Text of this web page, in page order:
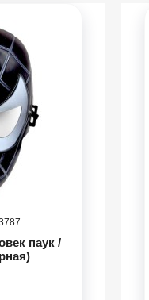
паук /